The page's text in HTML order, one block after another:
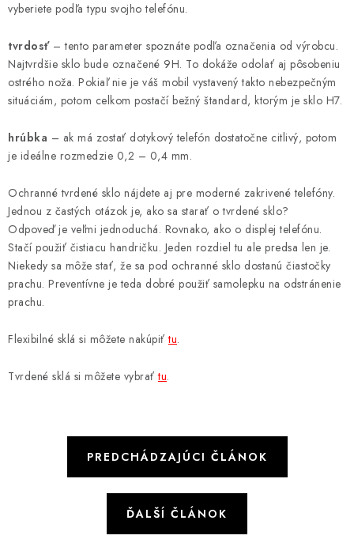
vyberiete podľa typu svojho telefónu.
tvrdosť– tento parameter spoznáte podľa označenia od výrobcu.
Najtvrdšie sklo bude označené 9H. To dokáže odolať aj pôsobeniu
ostrého noža. Pokiaľ nie je váš mobil vystavený takto nebezpečným
situáciám, potom celkom postačí bežný štandard, ktorým je sklo H7.
hrúbka – ak má zostať dotykový telefón dostatočne citlivý, potom
je ideálne rozmedzie 0,2 – 0,4 mm.
Ochranné tvrdené sklo nájdete aj pre moderné zakrivené telefóny.
Jednou z častých otázok je, ako sa starať o tvrdené sklo?
Odpoveď je veľmi jednoduchá. Rovnako, ako o displej telefónu.
Stačí použiť čistiacu handričku. Jeden rozdiel tu ale predsa len je.
Niekedy sa môže stať, že sa pod ochranné sklo dostanú čiastočky
prachu. Preventívne je teda dobré použiť samolepku na odstránenie
prachu.
Flexibilné sklá si môžete nakúpiťtu.
Tvrdené sklá si môžete vybraťtu.
PREDCHÁDZAJÚCI ČLÁNOK
ĎALŠÍ ČLÁNOK